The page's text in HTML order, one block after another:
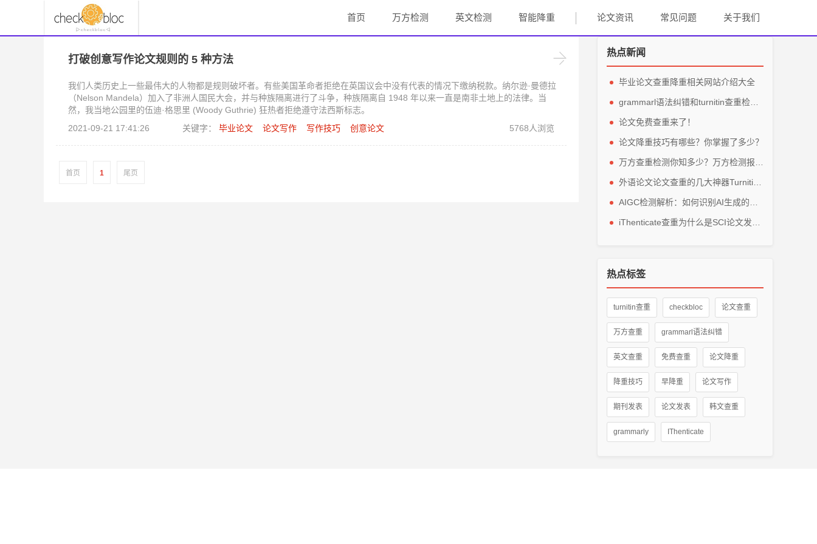
首页 万方检测 英文检测 智能降重 论文资讯 常见问题 关于我们
打破创意写作论文规则的 5 种方法
我们人类历史上一些最伟大的人物都是规则破坏者。有些美国革命者拒绝在英国议会中没有代表的情况下缴纳税款。纳尔逊·曼德拉
（Nelson Mandela）加入了非洲人国民大会，并与种族隔离进行了斗争，种族隔离自 1948 年以来一直是南非土地上的法律。当
然，我当地公园里的伍迪·格思里 (Woody Guthrie) 狂热者拒绝遵守法西斯标志。
2021-09-21 17:41:26
关键字： 毕业论文 论文写作 写作技巧 创意论文 5768人浏览
首页 1 尾页
热点新闻
毕业论文查重降重相关网站介绍大全
论文免费查重来了！
论文降重技巧有哪些？你掌握了多少？
热点标签
turnitin查重 checkbloc 论文查重
万方查重 grammarl语法纠错
英文查重 免费查重 论文降重
降重技巧 早降重 论文写作
期刊发表 论文发表 韩文查重
grammarly IThenticate